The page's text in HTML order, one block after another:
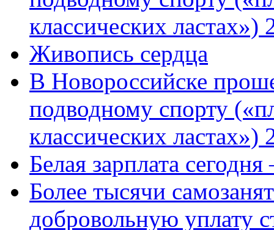
классических
Живопись сердца
В Новороссийске
подводному спорту
классических ластах»)
Белая зарплата
Более тысячи
добровольную уплату